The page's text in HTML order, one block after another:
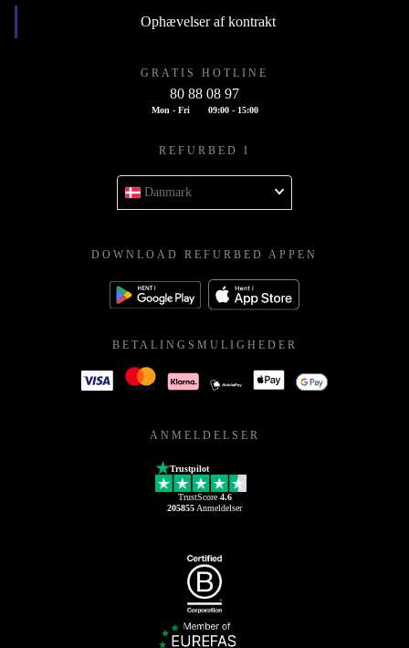
Ophævelser af kontrakt
GRATIS HOTLINE
80 88 08 97
Mon - Fri 09:00 - 15:00
REFURBED I
Danmark
DOWNLOAD REFURBED APPEN
BETALINGSMULIGHEDER
ANMELDELSER
Trustpilot
TrustScore 4.6
205855 Anmeldelser